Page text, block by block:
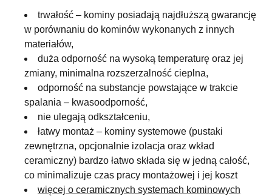
trwałość – kominy posiadają najdłuższą gwarancję
w porównaniu do kominów wykonanych z innych
materiałów,
duża odporność na wysoką temperaturę oraz jej
zmiany, minimalna rozszerzalność cieplna,
odporność na substancje powstające w trakcie
spalania – kwasoodporność,
nie ulegają odkształceniu,
łatwy montaż – kominy systemowe (pustaki
zewnętrzna, opcjonalnie izolacja oraz wkład
ceramiczny) bardzo łatwo składa się w jedną całość,
co minimalizuje czas pracy montażowej i jej koszt
więcej o ceramicznych systemach kominowych